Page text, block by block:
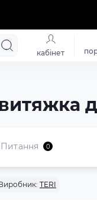
кабінет
витяжка
Питання 0
TERI